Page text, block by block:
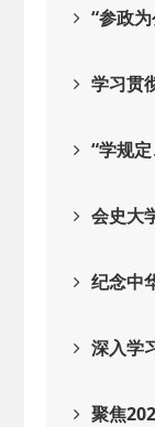
“参政
学习贯
“学规
会史大
纪念中
深入学
聚焦